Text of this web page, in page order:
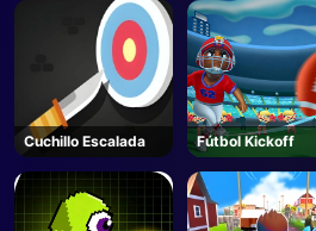
Unblocked
Cuchillo Escalada Fútbol Kickoff